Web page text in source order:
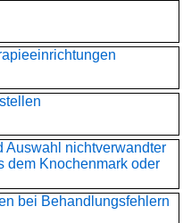
Auswahl nichtverwandter
dem Knochenmark oder
bei Behandlungsfehlern